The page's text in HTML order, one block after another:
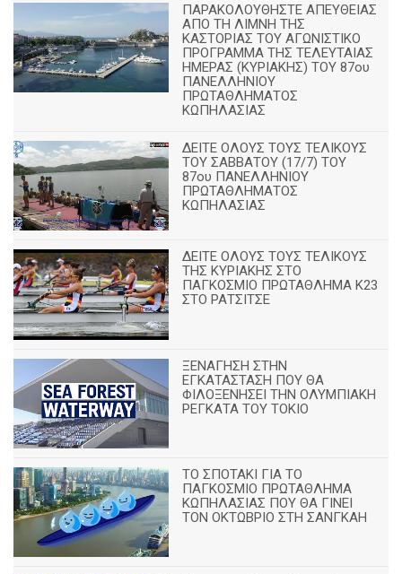
ΠΑΡΑΚΟΛΟΥΘΗΣΤΕ ΑΠΕΥΘΕΙΑΣ
ΑΠΟ ΤΗ ΛΙΜΝΗ ΤΗΣ
ΚΑΣΤΟΡΙΑΣ ΤΟΥ ΑΓΩΝΙΣΤΙΚΟ
ΠΡΟΓΡΑΜΜΑ ΤΗΣ ΤΕΛΕΥΤΑΙΑΣ
ΗΜΕΡΑΣ (ΚΥΡΙΑΚΗΣ) ΤΟΥ 87ου
ΠΑΝΕΛΛΗΝΙΟΥ
ΠΡΩΤΑΘΛΗΜΑΤΟΣ
ΚΩΠΗΛΑΣΙΑΣ
ΔΕΙΤΕ ΟΛΟΥΣ ΤΟΥΣ ΤΕΛΙΚΟΥΣ
ΤΟΥ ΣΑΒΒΑΤΟΥ (17/7) ΤΟΥ
87ου ΠΑΝΕΛΛΗΝΙΟΥ
ΠΡΩΤΑΘΛΗΜΑΤΟΣ
ΚΩΠΗΛΑΣΙΑΣ
ΔΕΙΤΕ ΟΛΟΥΣ ΤΟΥΣ ΤΕΛΙΚΟΥΣ
ΤΗΣ ΚΥΡΙΑΚΗΣ ΣΤΟ
ΠΑΓΚΟΣΜΙΟ ΠΡΩΤΑΘΛΗΜΑ Κ23
ΣΤΟ ΡΑΤΣΙΤΣΕ
ΞΕΝΑΓΗΣΗ ΣΤΗΝ
ΕΓΚΑΤΑΣΤΑΣΗ ΠΟΥ ΘΑ
ΦΙΛΟΞΕΝΗΣΕΙ ΤΗΝ ΟΛΥΜΠΙΑΚΗ
ΡΕΓΚΑΤΑ ΤΟΥ ΤΟΚΙΟ
ΤΟ ΣΠΟΤΑΚΙ ΓΙΑ ΤΟ
ΠΑΓΚΟΣΜΙΟ ΠΡΩΤΑΘΛΗΜΑ
ΚΩΠΗΛΑΣΙΑΣ ΠΟΥ ΘΑ ΓΙΝΕΙ
ΤΟΝ ΟΚΤΩΒΡΙΟ ΣΤΗ ΣΑΝΓΚΑΗ